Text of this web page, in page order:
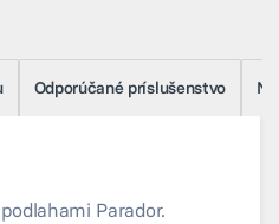
Odporúčané príslušenstvo
Parador.